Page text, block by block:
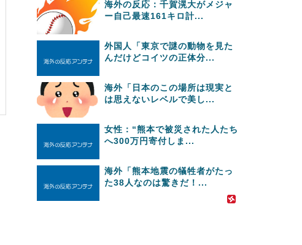
海外の反応：千賀滉大がメジャ
ー自己最速161キロ計...
外国人「東京で謎の動物を見た
んだけどコイツの正体分...
海外「日本のこの場所は現実と
は思えないレベルで美し...
女性：“熊本で被災された人たち
へ300万円寄付しま...
海外「熊本地震の犠牲者がたっ
た38人なのは驚きだ！...